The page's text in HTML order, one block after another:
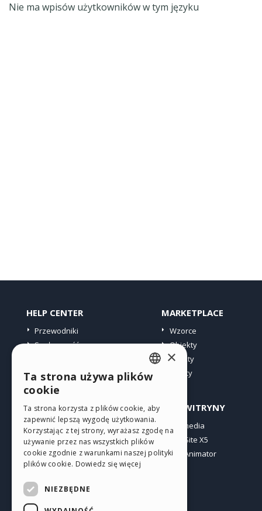
Nie ma wpisów użytkowników w tym języku
HELP CENTER
Przewodniki
Społeczność
MARKETPLACE
Wzorce
Obiekty
Punkty
Oferty
PROFIL
Moje wpisy
Moje licencje
Pobieranie
Web hosting
INNE WITRYNY
Incomedia
WebSite X5
WebAnimator
ENGLISH
GERMAN
SPANISH
PORTUGUESE
×
Ta strona używa plików
cookie
Ta strona korzysta z plików cookie, aby
zapewnić lepszą wygodę użytkowania.
Korzystając z tej strony, wyrażasz zgodę na
używanie przez nas wszystkich plików
cookie zgodnie z warunkami naszej polityki
plików cookie. Dowiedz się więcej
NIEZBĘDNE